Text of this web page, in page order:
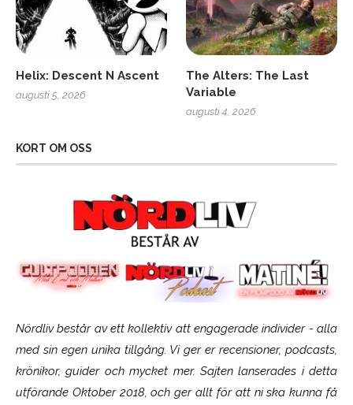
Helix: Descent N Ascent
augusti 5, 2026
The Alters: The Last
Variable
augusti 4, 2026
KORT OM OSS
Nördliv består av ett kollektiv att engagerade individer - alla
med sin egen unika tillgång. Vi ger er recensioner, podcasts,
krönikor, guider och mycket mer. Sajten lanserades i detta
utförande Oktober 2018, och ger allt för att ni ska kunna få